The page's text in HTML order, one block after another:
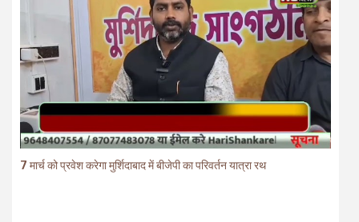
7 मार्च को प्रवेश करेगा मुर्शिदाबाद में बीजेपी का परिवर्तन यात्रा रथ